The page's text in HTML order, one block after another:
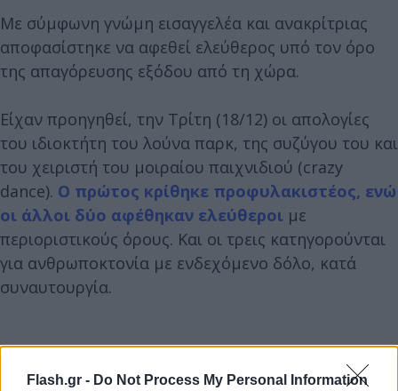
Flash.gr - Do Not Process My Personal Information
Με σύμφωνη γνώμη εισαγγελέα και ανακρίτριας
αποφασίστηκε να αφεθεί ελεύθερος υπό τον όρο
της απαγόρευσης εξόδου από τη χώρα.
Είχαν προηγηθεί, την Τρίτη (18/12) οι απολογίες
του ιδιοκτήτη του λούνα παρκ, της συζύγου του και
του χειριστή του μοιραίου παιχνιδιού (crazy
dance). Ο πρώτος κρίθηκε προφυλακιστέος, ενώ
οι άλλοι δύο αφέθηκαν ελεύθεροι με
περιοριστικούς όρους. Και οι τρεις κατηγορούνται
για ανθρωποκτονία με ενδεχόμενο δόλο, κατά
συναυτουργία.